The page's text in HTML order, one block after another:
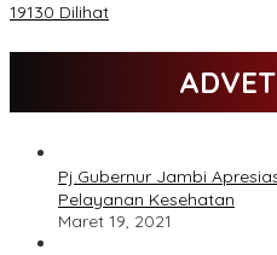
19130 Dilihat
Pj.Gubernur Jambi
Pelayanan Kesehatan
Maret 19, 2021